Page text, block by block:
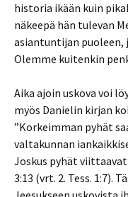
historia ikään kuin
näkeepä hän tulevan
asiantuntijan puoleen,
Olemme kuitenkin
Aika ajoin uskova voi
myös Danielin kirjan
”Korkeimman pyhät
valtakunnan
Joskus pyhät viittaavat
3:13 (vrt. 2. Tess. 1:7).